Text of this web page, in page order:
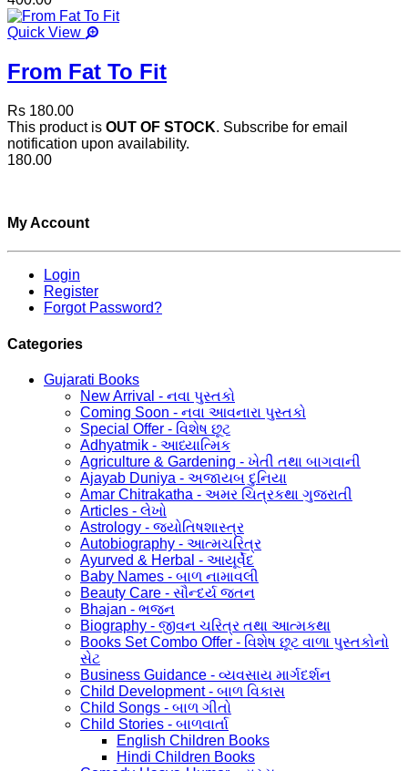
Quick View
From Fat To Fit
Rs 180.00
This product is OUT OF STOCK. Subscribe for email
notification upon availability.
180.00
My Account
Login
Register
Forgot Password?
Categories
Gujarati Books
New Arrival - નવા પુસ્તકો
Coming Soon - નવા આવનારા પુસ્તકો
Special Offer - વિશેષ છૂટ
Adhyatmik - આધ્યાત્મિક
Agriculture & Gardening - ખેતી તથા બાગવાની
Ajayab Duniya - અજાયબ દુનિયા
Amar Chitrakatha - અમર ચિત્રકથા ગુજરાતી
Articles - લેખો
Astrology - જ્યોતિષશાસ્ત્ર
Autobiography - આત્મચરિત્ર
Ayurved & Herbal - આયૂર્વેદ
Baby Names - બાળ નામાવલી
Beauty Care - સૌન્દર્ય જતન
Bhajan - ભજન
Biography - જીવન ચરિત્ર તથા આત્મકથા
Books Set Combo Offer - વિશેષ છૂટ વાળા પુસ્તકોનો
સેટ
Business Guidance - વ્યવસાય માર્ગદર્શન
Child Development - બાળ વિકાસ
Child Songs - બાળ ગીતો
Child Stories - બાળવાર્તા
English Children Books
Hindi Children Books